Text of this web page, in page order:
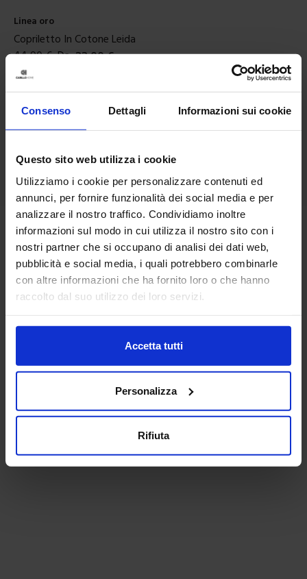
Consenso Dettagli Informazioni sui cookie
Questo sito web utilizza i cookie
Utilizziamo i cookie per personalizzare contenuti ed
annunci, per fornire funzionalità dei social media e per
analizzare il nostro traffico. Condividiamo inoltre
informazioni sul modo in cui utilizza il nostro sito con i
nostri partner che si occupano di analisi dei dati web,
pubblicità e social media, i quali potrebbero combinarle
con altre informazioni che ha fornito loro o che hanno
raccolto dal suo utilizzo dei loro servizi.
Accetta tutti
Personalizza
Rifiuta
Linea oro
Copriletto In Cotone Leida
44,90€ Da 22,00€
Colori disponibili
Azzurro